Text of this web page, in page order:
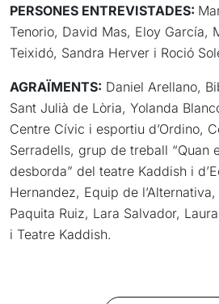
PERSONES ENTREVISTADES:
Tenorio, David Mas, Eloy García,
Teixidó, Sandra Herver i Roció
AGRAÏMENTS: Daniel Arellano,
Sant Julià de Lòria, Yolanda
Centre Cívic i esportiu d’Ordino,
Serradells, grup de treball “Quan
desborda” del teatre Kaddish i
Hernandez, Equip de
Paquita Ruiz, Lara Salvador,
i Teatre Kaddish.